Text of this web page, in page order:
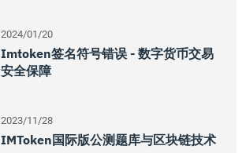
2024/01/20
Imtoken签名符号错误 - 数字货币交易
安全保障
2023/11/28
IMToken国际版公测题库与区块链技术